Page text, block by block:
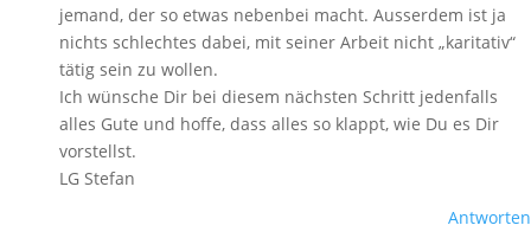
jemand, der so etwas nebenbei macht. Ausserdem ist ja
nichts schlechtes dabei, mit seiner Arbeit nicht „karitativ“
tätig sein zu wollen.
Ich wünsche Dir bei diesem nächsten Schritt jedenfalls
alles Gute und hoffe, dass alles so klappt, wie Du es Dir
vorstellst.
LG Stefan
Antworten